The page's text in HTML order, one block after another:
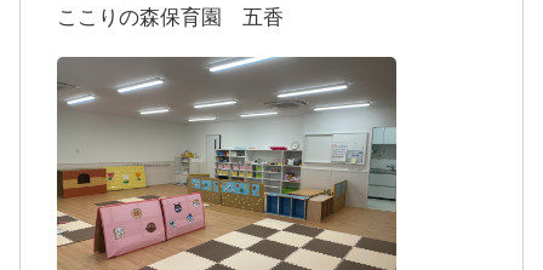
当園は松戸市にある小規模認可保育園です。
一人ひとりの子どもたちの個性や感情を尊重
し、子どもたちが自由に自分らしさを表現で
きるような場となるよう、保育士全員で一生
懸命サポートています。
子育て中の女性が幅広く活躍しています！
経験や年齢は問いません。未経験の方はしっ
ここりの森保育園 五香